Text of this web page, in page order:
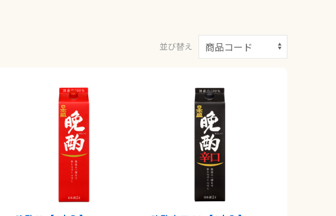
並び替え